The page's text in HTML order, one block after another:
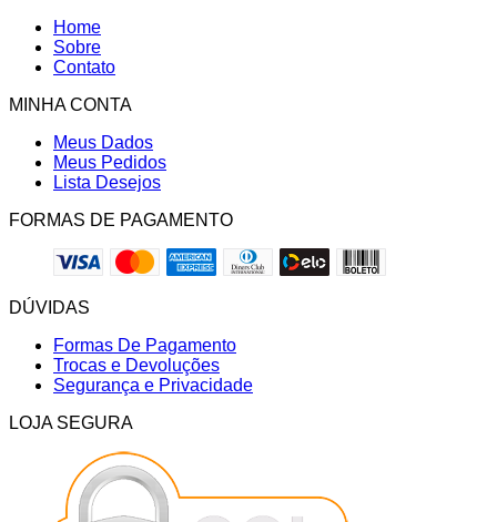
Home
Sobre
Contato
MINHA CONTA
Meus Dados
Meus Pedidos
Lista Desejos
FORMAS DE PAGAMENTO
DÚVIDAS
Formas De Pagamento
Trocas e Devoluções
Segurança e Privacidade
LOJA SEGURA